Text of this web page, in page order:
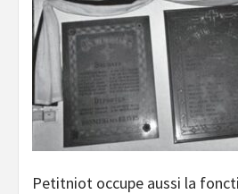
Petitniot occupe aussi la